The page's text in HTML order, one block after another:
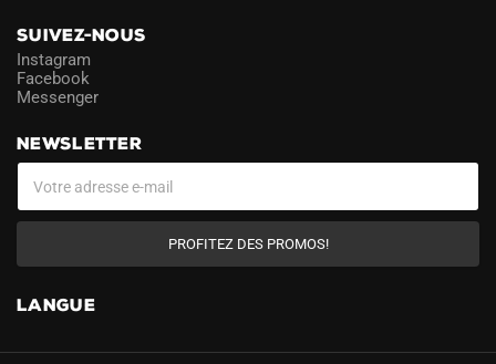
SUIVEZ-NOUS
Instagram
Facebook
Messenger
NEWSLETTER
PROFITEZ DES PROMOS!
LANGUE